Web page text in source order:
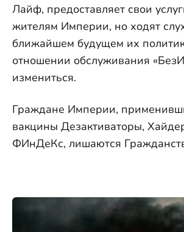
Лайф, предоставляет свои
жителям Империи, но ходят
ближайшем будущем их
отношении обслуживания
измениться.
Граждане Империи,
вакцины Дезактиваторы,
ФИнДеКс, лишаются